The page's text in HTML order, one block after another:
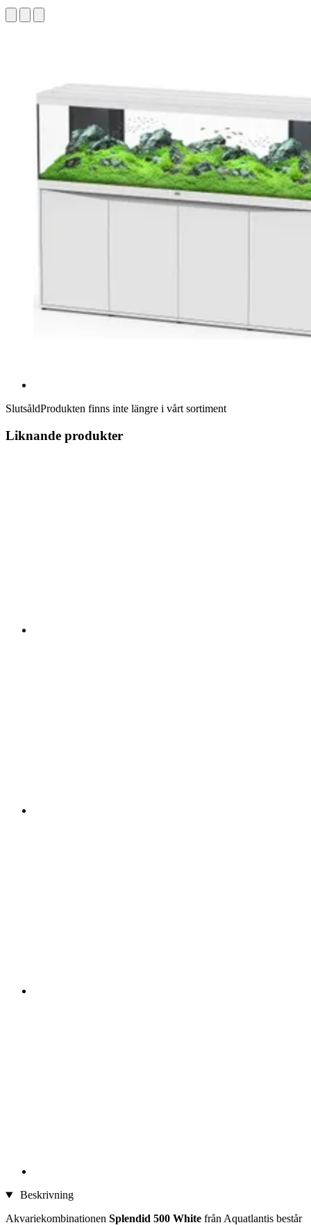
SlutsåldProdukten finns inte längre i vårt sortiment
Liknande produkter
Beskrivning
Akvariekombinationen Splendid 500 White från Aquatlantis består